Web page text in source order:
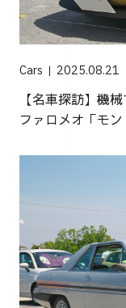
Cars 2025.08.21
【名車探訪】機
ファロメオ「モン